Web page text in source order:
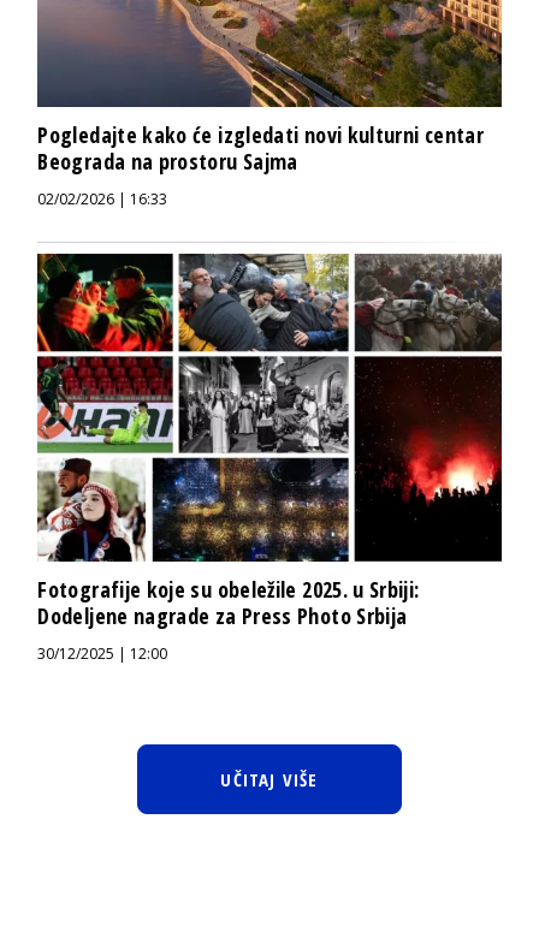
Pogledajte kako će izgledati novi kulturni centar
Beograda na prostoru Sajma
02/02/2026 | 16:33
Fotografije koje su obeležile 2025. u Srbiji:
Dodeljene nagrade za Press Photo Srbija
30/12/2025 | 12:00
UČITAJ VIŠE